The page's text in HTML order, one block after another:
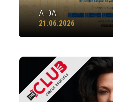
AÏDA
21.06.2026